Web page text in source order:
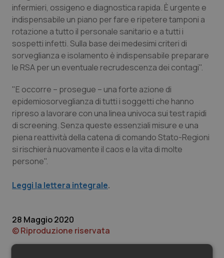
Umbria
Valle D’Aosta
Veneto
Oftalmologia
Oncodermatologia
Oncoematologia
Oncologia & Nutrizione
Psoriasi & pelle
Quotidiano Cardiologia
Quotidiano Chirurgia
Quotidiano Oncologia
Quotidiano Pediatria
Rene & patologie urogenitali
infermieri, ossigeno e diagnostica rapida. È urgente e
indispensabile un piano per fare e ripetere tamponi a
rotazione a tutto il personale sanitario e a tutti i
sospetti infetti. Sulla base dei medesimi criteri di
sorveglianza e isolamento è indispensabile preparare
le RSA per un eventuale recrudescenza dei contagi".
"E occorre – prosegue – una forte azione di
epidemiosorveglianza di tutti i soggetti che hanno
ripreso a lavorare con una linea univoca sui test rapidi
di screening. Senza queste essenziali misure e una
piena reattività della catena di comando Stato-Regioni
si rischierà nuovamente il caos e la vita di molte
persone".
Leggi la lettera integrale.
28 Maggio 2020
© Riproduzione riservata